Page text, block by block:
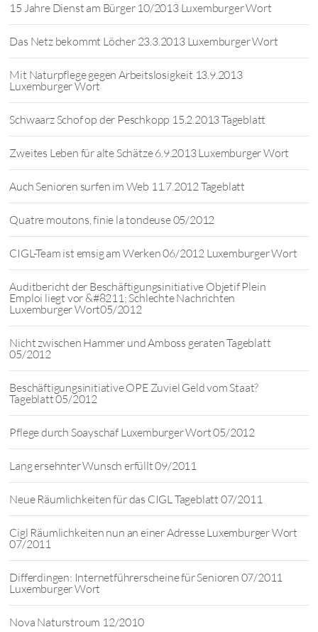
15 Jahre Dienst am Bürger 10/2013 Luxemburger Wort
Das Netz bekommt Löcher 23.3.2013 Luxemburger Wort
Mit Naturpflege gegen Arbeitslosigkeit 13.9.2013
Luxemburger Wort
Schwaarz Schof op der Peschkopp 15.2.2013 Tageblatt
Zweites Leben für alte Schätze 6.9.2013 Luxemburger Wort
Auch Senioren surfen im Web 11.7.2012 Tageblatt
Quatre moutons, finie la tondeuse 05/2012
CIGL-Team ist emsig am Werken 06/2012 Luxemburger Wort
Auditbericht der Beschäftigungsinitiative Objetif Plein
Emploi liegt vor &#8211; Schlechte Nachrichten
Luxemburger Wort05/2012
Nicht zwischen Hammer und Amboss geraten Tageblatt
05/2012
Beschäftigungsinitiative OPE Zuviel Geld vom Staat?
Tageblatt 05/2012
Pflege durch Soayschaf Luxemburger Wort 05/2012
Lang ersehnter Wunsch erfüllt 09/2011
Neue Räumlichkeiten für das CIGL Tageblatt 07/2011
Cigl Räumlichkeiten nun an einer Adresse Luxemburger Wort
07/2011
Differdingen: Internetführerscheine für Senioren 07/2011
Luxemburger Wort
Nova Naturstroum 12/2010